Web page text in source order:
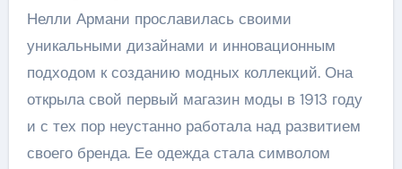
Нелли Армани прославилась своими
уникальными дизайнами и инновационным
подходом к созданию модных коллекций. Она
открыла свой первый магазин моды в 1913 году
и с тех пор неустанно работала над развитием
своего бренда. Ее одежда стала символом